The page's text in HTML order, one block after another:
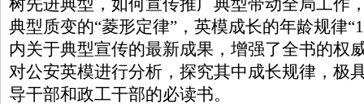
树先进典型，如何宣传推广典型带动全局工作
典型质变的“菱形定律”，英模成长的年龄规律
内关于典型宣传的最新成果，增强了全书的权
对公安英模进行分析，探究其中成长规律，极
导干部和政工干部的必读书。